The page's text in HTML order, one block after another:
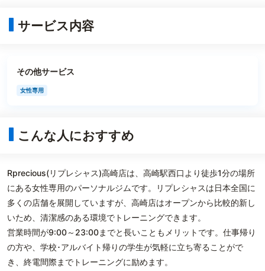
サービス内容
その他サービス
女性専用
こんな人におすすめ
Rprecious(リプレシャス)高崎店は、高崎駅西口より徒歩1分の場所
にある女性専用のパーソナルジムです。リプレシャスは日本全国に
多くの店舗を展開していますが、高崎店はオープンから比較的新し
いため、清潔感のある環境でトレーニングできます。
営業時間が9:00～23:00までと長いこともメリットです。仕事帰り
の方や、学校･アルバイト帰りの学生が気軽に立ち寄ることがで
き、終電間際までトレーニングに励めます。